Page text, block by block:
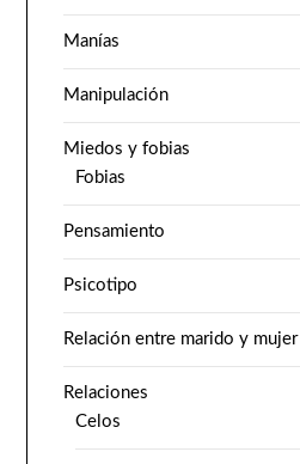
Manías
Manipulación
Miedos y fobias
Fobias
Pensamiento
Psicotipo
Relación entre marido y mujer
Relaciones
Celos